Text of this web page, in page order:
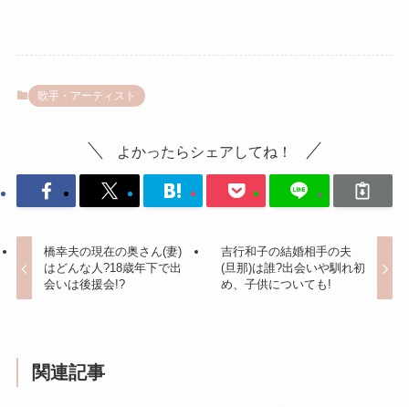
歌手・アーティスト
よかったらシェアしてね！
橋幸夫の現在の奥さん(妻)
はどんな人?18歳年下で出
会いは後援会!?
吉行和子の結婚相手の夫
(旦那)は誰?出会いや馴れ初
め、子供についても!
関連記事